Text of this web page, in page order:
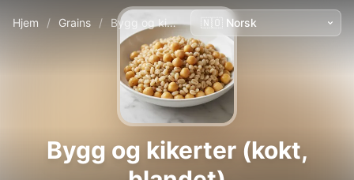
Hjem / Grains / Bygg og kikerter (kokt, blandet)
Bygg og kikerter (kokt,